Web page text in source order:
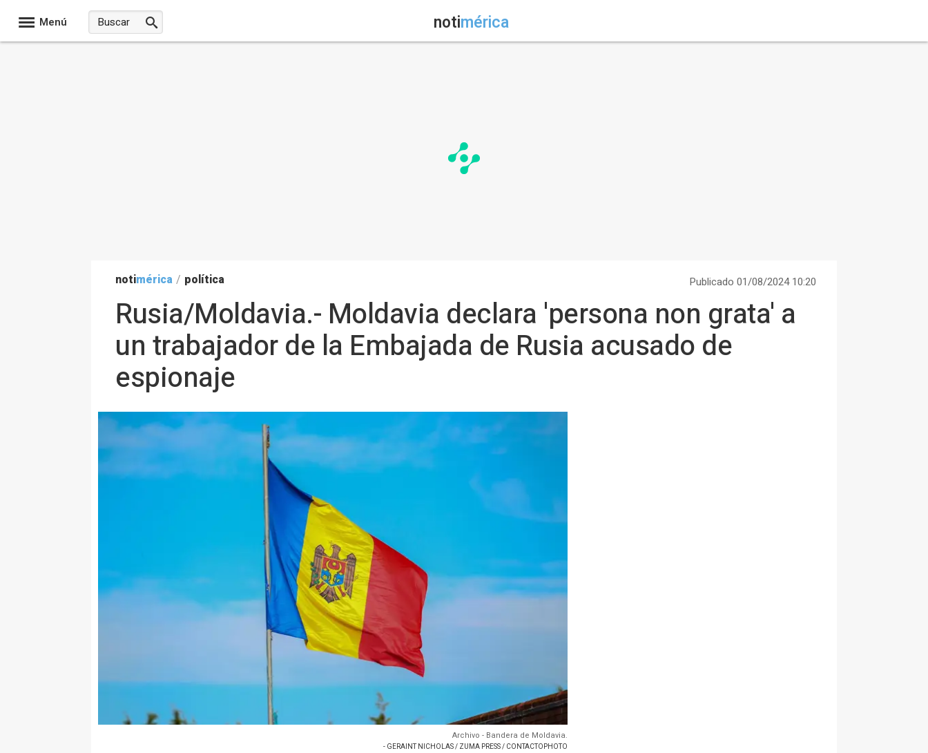
Menú notimérica
notimérica / política Publicado 01/08/2024 10:20
Rusia/Moldavia.- Moldavia declara 'persona non grata' a
un trabajador de la Embajada de Rusia acusado de
espionaje
Archivo - Bandera de Moldavia.
- GERAINT NICHOLAS / ZUMA PRESS / CONTACTOPHOTO